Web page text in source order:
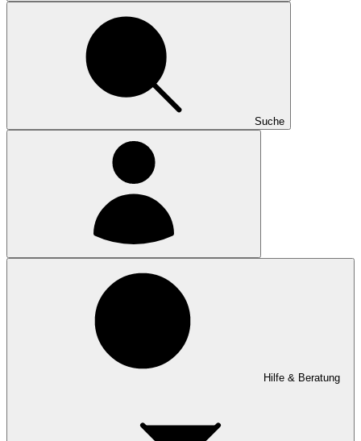
Suche
Hilfe & Beratung